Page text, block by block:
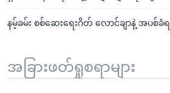
နမ့်ခမ်း စစ်ဆေးရေးဂိတ် လောင်ချာနဲ့ အပစ်ခံရ
အခြားဖတ်ရှုစရာများ